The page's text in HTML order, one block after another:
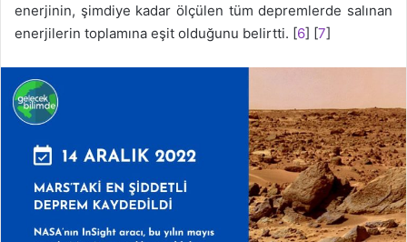
enerjinin, şimdiye kadar ölçülen tüm depremlerde salınan
enerjilerin toplamına eşit olduğunu belirtti. [6] [7]